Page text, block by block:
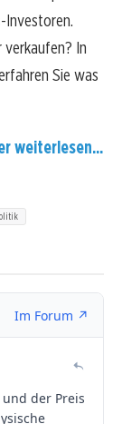
Investoren.
In
Sie was
weiterlesen...